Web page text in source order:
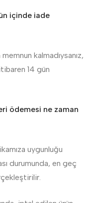
içinde iade
kalmadıysanız,
14 gün
ödemesi ne zaman
uygunluğu
durumunda, en geç